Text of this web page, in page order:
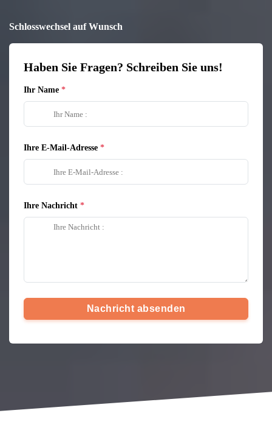
Schlosswechsel auf Wunsch
Haben Sie Fragen? Schreiben Sie uns!
Ihr Name
Ihre E-Mail-Adresse
Ihre Nachricht
Nachricht absenden